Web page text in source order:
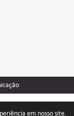
em nosso site.